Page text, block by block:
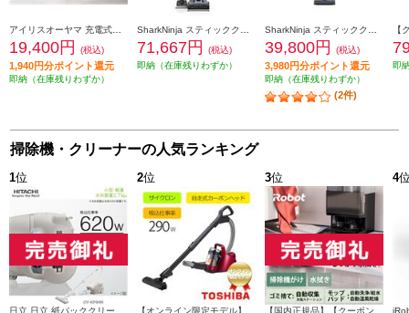
19,400円 (税込)
1,940円分ポイント還元
即納（在庫残りわずか）
71,667円
(税込)
即納（在庫残りわずか）
39,800円 (税込)
3,980円分ポイント還元
即納（在庫残りわずか）
(2件)
即
掃除機・クリーナーの人気ランキング
1位 2位 3位 4